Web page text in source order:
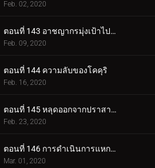
Feb. 02, 2020
ตอนที่ 143 อาชญากรมุ่งเป้าไปที่โคคุริ
Feb. 09, 2020
ตอนที่ 144 ความลับของโคคุริ
Feb. 16, 2020
ตอนที่ 145 หลุดออกจากปราสาทโฮซึกิ
Feb. 23, 2020
ตอนที่ 146 การดำเนินการแหกคุก
Mar. 01, 2020